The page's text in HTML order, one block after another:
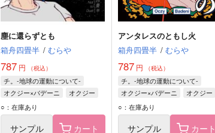
塵に還らずとも
箱舟四畳半 / むらや
787 円 （税込）
チ。-地球の運動について-
オクジー×バデーニ
オクジー
バデーニ
○：在庫あり
サンプル カート
アンタレスのともし火
箱舟四畳半 / むらや
787円 （税込）
チ。-地球の運動について-
オクジー×バデーニ
オクジー
バデーニ
○：在庫あり
サンプル カート